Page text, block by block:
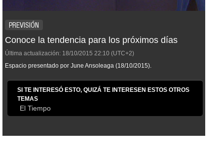
PREVISIÓN
Conoce la tendencia para los próximos días
Última actualización: 18/10/2015 22:10 (UTC+2)
Espacio presentado por June Ansoleaga (18/10/2015).
SI TE INTERESÓ ESTO, QUIZÁ TE INTERESEN ESTOS OTROS
TEMAS
El Tiempo